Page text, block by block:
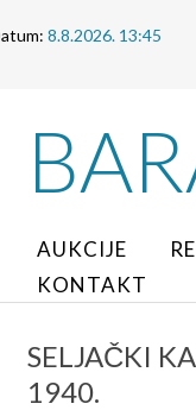
8.8.2026. 13:45
AUKCIJE
KONTAKT
SELJAČKI
1940.